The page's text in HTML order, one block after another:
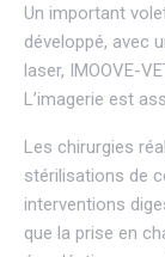
Un important
développé, avec
laser, IMOOVE-
L’imagerie est
Les chirurgies
stérilisations de
interventions
que la prise en